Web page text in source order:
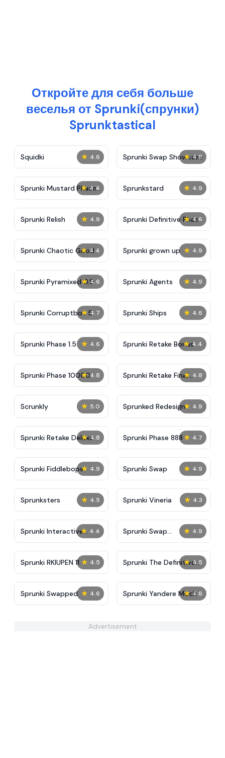
Откройте для себя больше
веселья от Sprunki(спрунки)
Sprunktastical
★ 4.6
Squidki ★ 4.8
Sprunki Swap Showcase
★ 4.4
Sprunki Mustard Phase
2
★ 4.9
Sprunkstard
★ 4.9
Sprunki Relish ★ 4.6
Sprunki Definitive Phase
7
★ 4.4
Sprunki Chaotic Good ★ 4.9
Sprunki grown up
★ 4.6
Sprunki Pyramixed 0.9 ★ 4.9
Sprunki Agents
★ 4.7
Sprunki Corruptbox 5 ★ 4.6
Sprunki Ships
★ 4.6
Sprunki Phase 1.5 ★ 4.4
Sprunki Retake Bonus
★ 4.8
Sprunki Phase 10000 ★ 4.8
Sprunki Retake Final
Update
★ 5.0
Scrunkly ★ 4.9
Sprunked Redesign
★ 4.8
Sprunki Retake Deluxe ★ 4.7
Sprunki Phase 888
★ 4.9
Sprunki Fiddlebops ★ 4.9
Sprunki Swap
★ 4.5
Sprunksters ★ 4.3
Sprunki Vineria
★ 4.4
Sprunki Interactive
Tunner
★ 4.9
Sprunki Swap
Retextured
★ 4.5
Sprunki RKIUPEN 11 ★ 4.5
Sprunki The Definitive
Phase 10 New
★ 4.6
Sprunki Swapped ★ 4.6
Sprunki Yandere Moch
Advertisement